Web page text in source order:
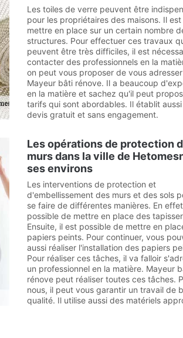
Les toiles de verre peuvent être
pour les propriétaires des maisons. Il
mettre en place sur un certain nombre
structures. Pour effectuer ces travaux
peuvent être très difficiles, il est
contacter des professionnels en la
on peut vous proposer de vous
Mayeur bâti rénove. Il a beaucoup
en la matière et sachez qu'il peut
tarifs qui sont abordables. Il établit aussi
devis gratuit et sans engagement.
Les opérations de protection
murs dans la ville de
ses environs
Les interventions de protection et
d'embellissement des murs et des sols
se faire de différentes manières. En
possible de mettre en place des
Ensuite, il est possible de mettre en
papiers peints. Pour continuer, vous
aussi réaliser l'installation des papiers
Pour réaliser ces tâches, il va falloir
un professionnel en la matière. Mayeur
rénove peut réaliser toutes ces tâches.
nous, il peut vous garantir un travail de
qualité. Il utilise aussi des matériels